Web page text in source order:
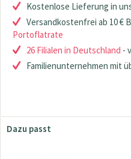
Kostenlose Lieferung in
Versandkostenfrei ab 10 €
Portoflatrate
26 Filialen in Deutschland -
Familienunternehmen mit
Dazu passt